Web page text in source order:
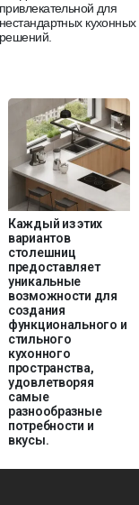
привлекательной для
нестандартных кухонных
решений.
Каждый из этих
вариантов
столешниц
предоставляет
уникальные
возможности для
создания
функционального и
стильного
кухонного
пространства,
удовлетворяя
самые
разнообразные
потребности и
вкусы.